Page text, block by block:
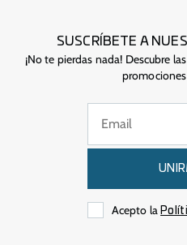
SUSCRÍBETE A
¡No te pierdas nada! Descubre
Acepto la